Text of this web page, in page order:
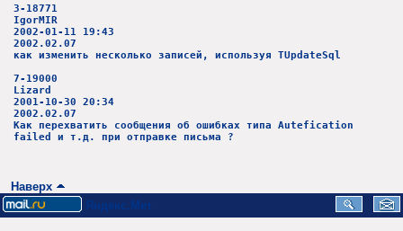
3-18771
IgorMIR
2002-01-11 19:43
2002.02.07
как изменить несколько записей, используя TUpdateSql
7-19000
Lizard
2001-10-30 20:34
2002.02.07
Как перехватить сообщения об ошибках типа Autefication
failed и т.д. при отправке письма ?
Наверх